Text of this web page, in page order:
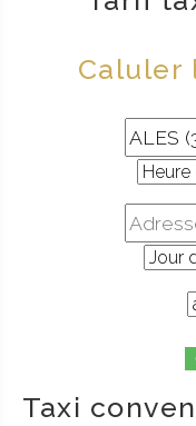
Caluler
Taxi